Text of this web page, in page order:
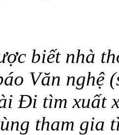
biết nhà
Văn nghệ
Đi tìm xuất
tham gia